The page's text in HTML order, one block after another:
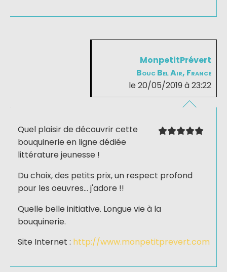
MonpetitPrévert
Bouc Bel Air, France
le 20/05/2019 à 23:22
Quel plaisir de découvrir cette
bouquinerie en ligne dédiée
littérature jeunesse !
Du choix, des petits prix, un respect profond
pour les oeuvres... j'adore !!
Quelle belle initiative. Longue vie à la
bouquinerie.
Site Internet : http://www.monpetitprevert.com